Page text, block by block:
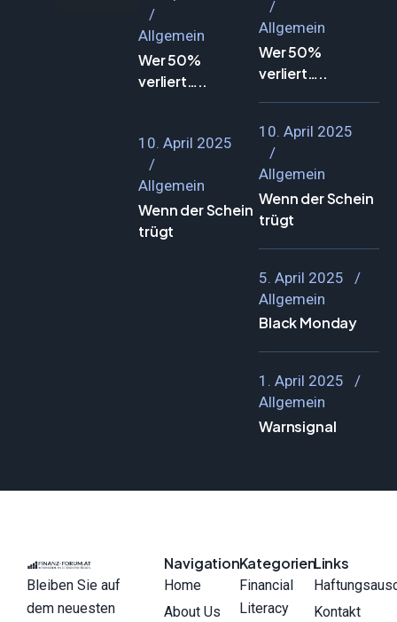
Allgemein
Wer 50%
verliert…..
10. April 2025
Allgemein
Wenn der Schein
trügt
Allgemein
Wer 50%
verliert…..
10. April 2025
Allgemein
Wenn der Schein
trügt
5. April 2025
Allgemein
Black Monday
1. April 2025
Allgemein
Warnsignal
Bleiben Sie auf
dem neuesten
Navigation
Home
About Us
Kategorien
Financial
Literacy
Links
Kontakt